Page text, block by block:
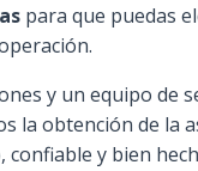
para que puedas
y un equipo de
la obtención de la
confiable y bien